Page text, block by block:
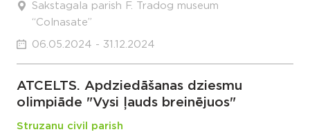
Sakstagala parish F. Tradog museum
“Colnasate”
06.05.2024 - 31.12.2024
ATCELTS. Apdziedāšanas dziesmu
olimpiāde "Vysi ļauds breinējuos"
Struzanu civil parish